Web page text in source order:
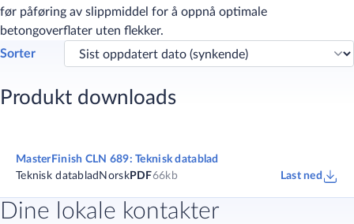
før påføring av slippmiddel for å oppnå optimale
betongoverflater uten flekker.
Sorter
Produkt downloads
MasterFinish CLN 689: Teknisk datablad
Teknisk datablad NorskPDF66kb Last ned
Dine lokale kontakter